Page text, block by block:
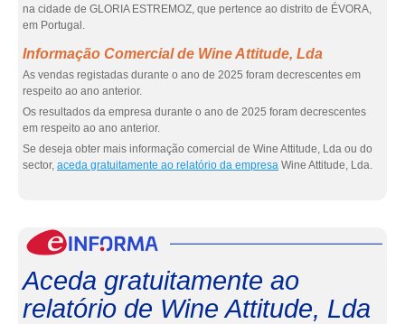
na cidade de GLORIA ESTREMOZ, que pertence ao distrito de ÉVORA,
em Portugal.
Informação Comercial de Wine Attitude, Lda
As vendas registadas durante o ano de 2025 foram decrescentes em
respeito ao ano anterior.
Os resultados da empresa durante o ano de 2025 foram decrescentes
em respeito ao ano anterior.
Se deseja obter mais informação comercial de Wine Attitude, Lda ou do
sector, aceda gratuitamente ao relatório da empresa Wine Attitude, Lda.
Aceda gratuitamente ao
relatório de Wine Attitude, Lda